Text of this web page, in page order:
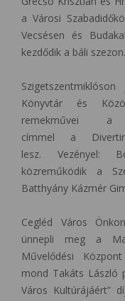
a Városi
Vecsésen és
kezdődik a báli szezon.
Könyvtár és
remekművei
címmel a
lesz. Vezényel:
közreműködik a
Batthyány Kázmér
Cegléd Város
ünnepli meg a
Művelődési
mond Takáts László
Város Kultúrájáért”